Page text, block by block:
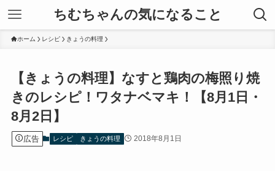
ちむちゃんの気になること
ホーム レシピ きょうの料理
【きょうの料理】なすと鶏肉の梅照り焼
きのレシピ！ワタナベマキ！【8月1日・
8月2日】
広告 レシピ きょうの料理 2018年8月1日